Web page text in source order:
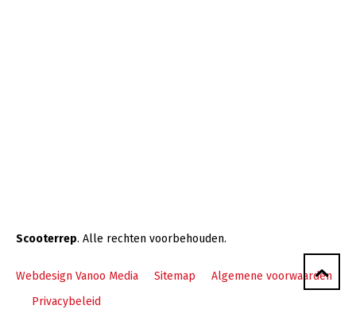
Scooterrep. Alle rechten voorbehouden.
Webdesign Vanoo Media Sitemap
Algemene voorwaarden
Privacybeleid